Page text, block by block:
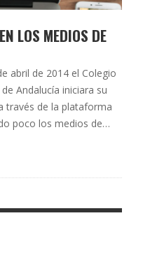
LOS MEDIOS DE
abril de 2014 el Colegio
Andalucía iniciara su
través de la plataforma
poco los medios de
consejos,